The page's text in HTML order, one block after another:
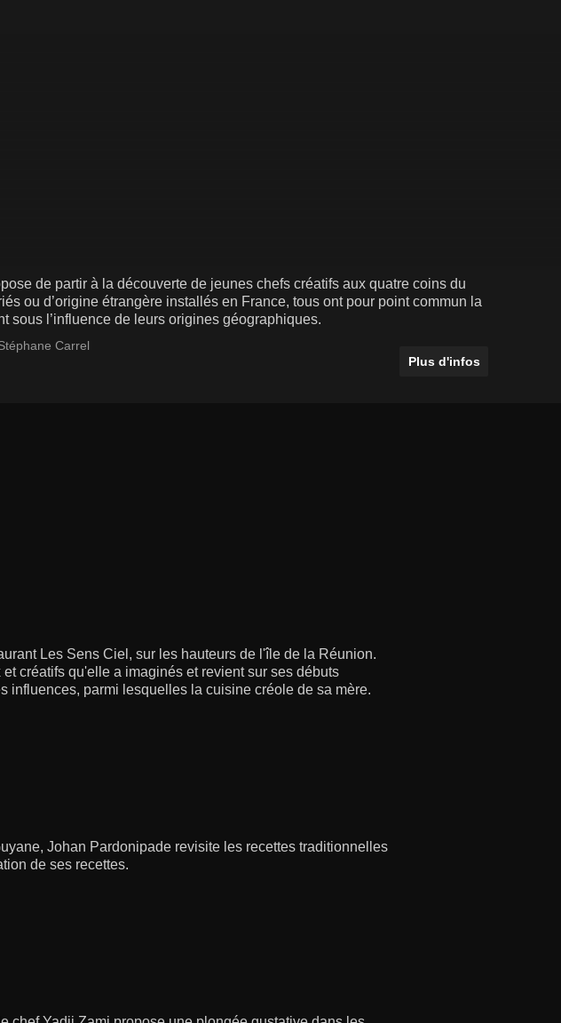
de partir à la découverte de jeunes chefs créatifs aux quatre coins du
ou d’origine étrangère installés en France, tous ont pour point commun la
sous l’influence de leurs origines géographiques.
Carrel
Plus d'infos
Les Sens Ciel, sur les hauteurs de l'île de la Réunion.
créatifs qu'elle a imaginés et revient sur ses débuts
influences, parmi lesquelles la cuisine créole de sa mère.
Johan Pardonipade revisite les recettes traditionnelles
de ses recettes.